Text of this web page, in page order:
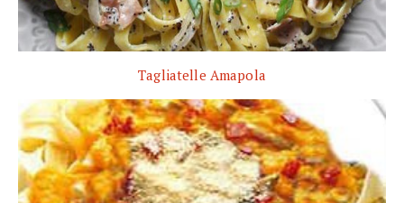
Tagliatelle Amapola